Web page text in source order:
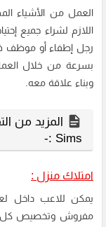
العمل من الأشياء
اللازم لشراء جميع
رجل إطفاء أو موظف
بسرعة من خلال
وبناء علاقة معه.
Sims :-
امتلاك منزل :
مفروش وتخصيص كل